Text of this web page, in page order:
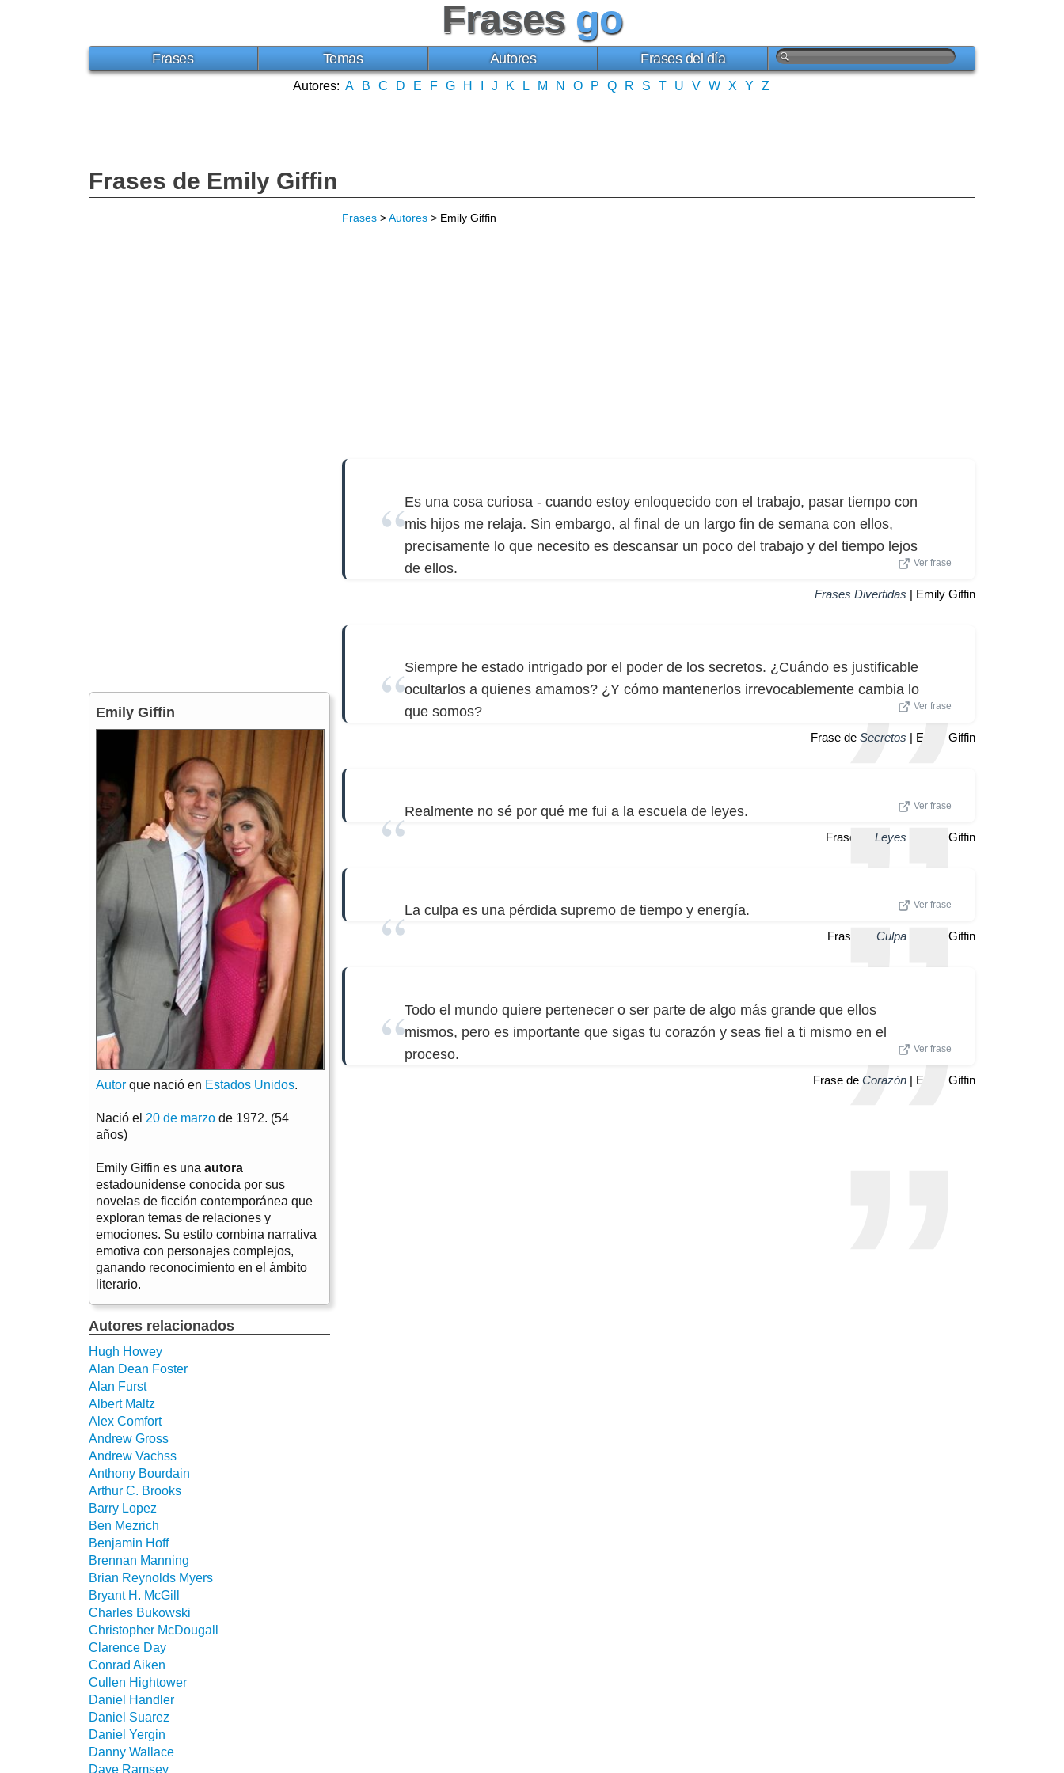
Frases go
Frases Temas Autores Frases del día
Autores: A B C D E F G H J K L M N O P Q R S T U V W X Y Z
Frases de Emily Giffin
Frases >Autores > Emily Giffin
Es una cosa curiosa - cuando estoy enloquecido con el trabajo, pasar tiempo con
mis hijos me relaja. Sin embargo, al final de un largo fin de semana con ellos,
precisamente lo que necesito es descansar un poco del trabajo y del tiempo lejos
de ellos.
Ver frase
Frases Divertidas | Emily Giffin
Siempre he estado intrigado por el poder de los secretos. ¿Cuándo es justificable
ocultarlos a quienes amamos? ¿Y cómo mantenerlos irrevocablemente cambia lo
que somos?
Ver frase
Frase de Secretos | Emily Giffin
Realmente no sé por qué me fui a la escuela de leyes. Ver frase
Frase de Leyes | Emily Giffin
La culpa es una pérdida supremo de tiempo y energía. Ver frase
Frase de Culpa | Emily Giffin
Todo el mundo quiere pertenecer o ser parte de algo más grande que ellos
mismos, pero es importante que sigas tu corazón y seas fiel a ti mismo en el
proceso.
Ver frase
Frase de Corazón | Emily Giffin
Emily Giffin
Autor que nació en Estados Unidos.
Nació el 20 de marzo de 1972. (54
años)
Emily Giffin es una autora
estadounidense conocida por sus
novelas de ficción contemporánea que
exploran temas de relaciones y
emociones. Su estilo combina narrativa
emotiva con personajes complejos,
ganando reconocimiento en el ámbito
literario.
Autores relacionados
Hugh Howey
Alan Dean Foster
Alan Furst
Albert Maltz
Alex Comfort
Andrew Gross
Andrew Vachss
Anthony Bourdain
Arthur C. Brooks
Barry Lopez
Ben Mezrich
Benjamin Hoff
Brennan Manning
Brian Reynolds Myers
Bryant H. McGill
Charles Bukowski
Christopher McDougall
Clarence Day
Conrad Aiken
Cullen Hightower
Daniel Handler
Daniel Suarez
Daniel Yergin
Danny Wallace
Dave Ramsey